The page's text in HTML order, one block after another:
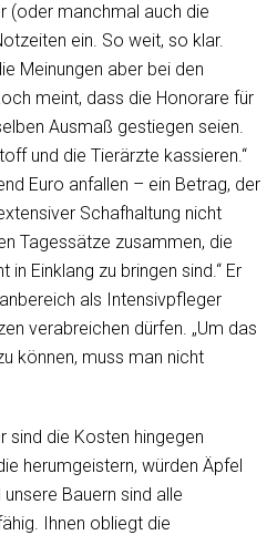
(oder manchmal auch die
ein. So weit, so klar.
Meinungen aber bei den
meint, dass die Honorare für
Ausmaß gestiegen seien.
und die Tierärzte kassieren.“
Euro anfallen – ein Betrag, der
Schafhaltung nicht
Tagessätze zusammen, die
Einklang zu bringen sind.“ Er
als Intensivpfleger
verabreichen dürfen. „Um das
können, muss man nicht
sind die Kosten hingegen
herumgeistern, würden Äpfel
Bauern sind alle
Ihnen obliegt die